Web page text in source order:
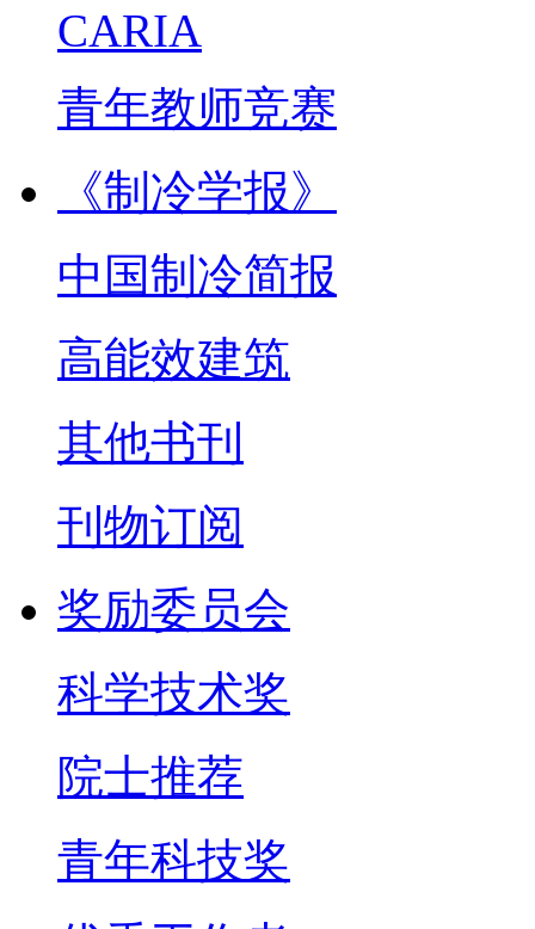
CARIA
青年教师竞赛
《制冷学报》
中国制冷简报
高能效建筑
其他书刊
刊物订阅
奖励委员会
科学技术奖
院士推荐
青年科技奖